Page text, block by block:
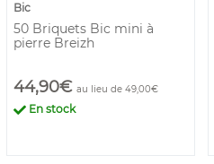
Bic
50 Briquets Bic mini à
pierre Breizh
44,90€ au lieu de 49,00€
En stock